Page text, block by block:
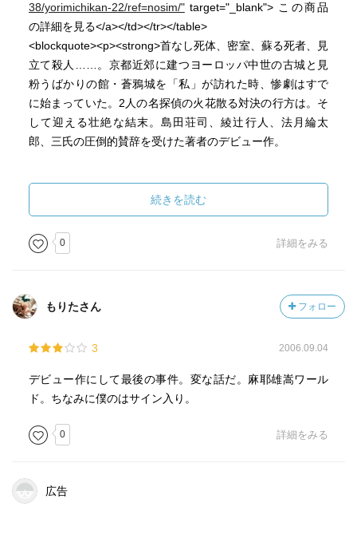
38/yorimichikan-22/ref=nosim/"target="_blank"> この商品
の詳細を見る</a></td></tr></table>
<blockquote><p><strong>首なし死体、密室、蘇る死者、見
立て殺人……。京都近郊に建つヨーロッパ中世の古城と見
粉うばかりの館・蒼鴉城を「私」が訪れた時、惨劇はすで
に始まっていた。2人の名探偵の火花散る対決の行方は。そ
して迎える壮絶な結末。島田荘司、綾辻行人、法月綸太
郎、三氏の圧倒的賛辞を受けた著者のデビュー作。
物、衒学趣味、毒に満ちたユーモア、意外な解決…。およ
そ思い付く限りの本格ミステリのエッセンスが、この小説
には濃密に詰め込まれている。</strong></p></blockquote>
私立探偵・木更津が古城で起きる殺人事件の謎解きに馳せ
踏襲か、と思いつつ読んだのだが、自らの推理に行き詰ま
りを感じた木更津が山に籠もるという唐突な展開の後、な
自らの推理を披露したメルカトル鮎であり、真打登場か と
思わせられたのだが、それも一瞬のこと。意外な展開が待
切られるのだが、最後の最後に思ってもいなかったサプラ
イズが待っているのだった。
ひとりの人物にとってはこれはサスペンスだったのであ
る。なんということだろう！</font>
続きを読む
0 詳細をみる
もりたさん フォロー
3 2006.09.04
デビュー作にして最後の事件。変な話だ。麻耶雄嵩ワール
ド。ちなみに僕のはサイン入り。
0 詳細をみる
広告